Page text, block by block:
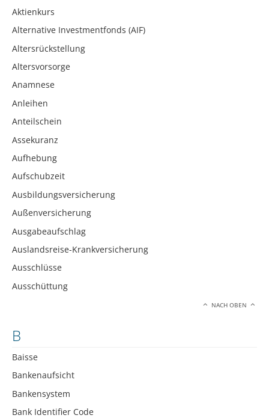
Aktienkurs
Alternative Investmentfonds (AIF)
Altersrückstellung
Altersvorsorge
Anamnese
Anleihen
Anteilschein
Assekuranz
Aufhebung
Aufschubzeit
Ausbildungsversicherung
Außenversicherung
Ausgabeaufschlag
Auslandsreise-Krankversicherung
Ausschlüsse
Ausschüttung
NACH OBEN
B
Baisse
Bankenaufsicht
Bankensystem
Bank Identifier Code